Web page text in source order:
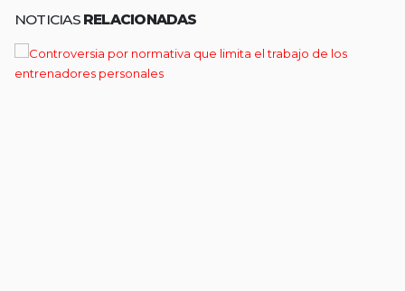
NOTICIAS RELACIONADAS